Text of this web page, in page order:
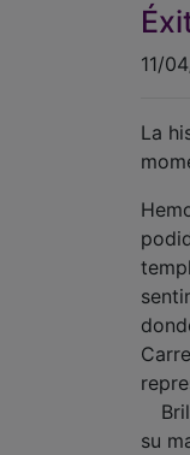
11/
La
su